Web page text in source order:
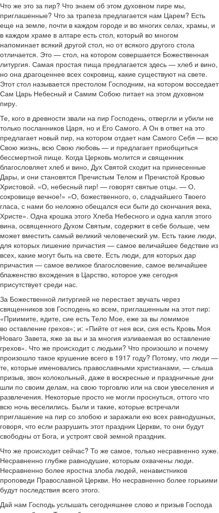
Что же это за пир? Что знаем об этом духовном пире мы,
приглашенные? Что за трапеза предлагается нам Царем? Есть
еще на земле, почти в каждом городе и во многих селах, храмы, и
в каждом храме в алтаре есть стол, который во многом
напоминает всякий другой стол, но от всякого другого стола
отличается. Это — стол, на котором совершается Божественная
литургия. Самая простая пища предлагается здесь — хлеб и вино,
но она драгоценнее всех сокровищ, какие существуют на свете.
Этот стол называется престолом Господним, на котором восседает
Сам Царь Небесный и Самим Собою питает на этом духовном
пиру.
Те, кого в древности звали на пир Господень, отвергли и убили не
только посланников Царя, но и Его Самого. А Он в ответ на это
предлагает новый пир, на котором отдает нам Самого Себя — всю
Свою жизнь, всю Свою любовь — и предлагает приобщиться
бессмертной пище. Когда Церковь молится и священник
благословляет хлеб и вино, Дух Святой сходит на принесенные
Дары, и они становятся Пречистым Телом и Пречистой Кровью
Христовой. «О, небесный пир! — говорят святые отцы. — О,
сокровище вечное!» «О, божественного, о, сладчайшего Твоего
гласа, с нами бо неложно обещался еси быти до скончания века,
Христе». Одна крошка этого Хлеба Небесного и одна капля этого
вина, освященного Духом Святым, содержит в себе больше, чем
может вместить самый великий человеческий ум. Есть такие люди,
для которых лишение причастия — самое величайшее бедствие из
всех, какие могут быть на свете. Есть люди, для которых дар
причастия — самое великое благословение, самое величайшее
блаженство вхождения в Царство, которое уже сегодня
присутствует среди нас.
За Божественной литургией не перестает звучать через
священников зов Господень ко всем, приглашенным на этот пир:
«Приимите, ядите, сие есть Тело Мое, еже за вы ломимое
во оставление грехов»; и: «Пийте от нея вси, сия есть Кровь Моя
Новаго Завета, яже за вы и за многия изливаемая во оставление
грехов». Что же происходит с людьми? Что произошло и почему
произошло такое крушение всего в 1917 году? Потому, что люди —
те, которые именовались православными христианами, — слыша
призыв, звон колокольный, даже в воскресные и праздничные дни
шли по своим делам, на свою торговлю или на свои увеселения и
развлечения. Некоторые просто не могли проснуться, оттого что
всю ночь веселились. Были и такие, которые встречали
приглашение на пир со злобою и заражали ею всех равнодушных,
говоря, что если разрушить этот праздник Церкви, то они будут
свободны от Бога, и устроят свой земной праздник.
Что же происходит сейчас? То же самое, только несравненно хуже.
Несравненно глубже равнодушие, которым охвачены люди.
Несравненно более яростна злоба людей, ненавистников
проповеди Православной Церкви. Но несравненно более горькими
будут последствия всего этого.
Дай нам Господь услышать сегодняшнее слово и призыв Господа